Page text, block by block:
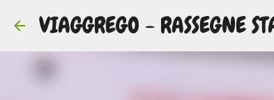
VIAGGREGO - RASSEGNE